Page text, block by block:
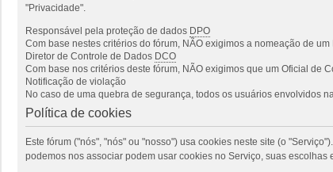
"Privacidade".
Responsável pela proteção de dados DPO
Com base nestes critérios do fórum, NÃO exigimos a nomeação de
Diretor de Controle de Dados DCO
Com base nos critérios deste fórum, NÃO exigimos que um Oficial de
Notificação de violação
No caso de uma quebra de segurança, todos os usuários envolvidos
Política de cookies
Este fórum ("nós", "nós" ou "nosso") usa cookies neste site (o
podemos nos associar podem usar cookies no Serviço, suas